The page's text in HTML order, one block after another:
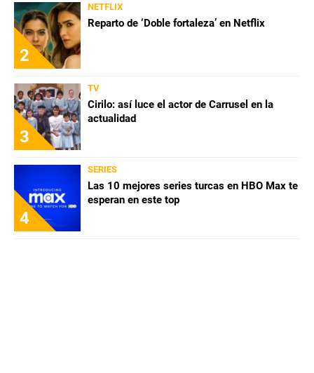
2
NETFLIX
Reparto de ‘Doble fortaleza’ en Netflix
3
TV
Cirilo: así luce el actor de Carrusel en la
actualidad
4
SERIES
Las 10 mejores series turcas en HBO Max te
esperan en este top